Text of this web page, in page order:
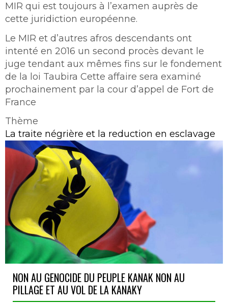
MIR qui est toujours à l’examen auprès de
cette juridiction européenne.
Le MIR et d’autres afros descendants ont
intenté en 2016 un second procès devant le
juge tendant aux mêmes fins sur le fondement
de la loi Taubira Cette affaire sera examiné
prochainement par la cour d’appel de Fort de
France
Thème
La traite négrière et la reduction en esclavage
NON AU GENOCIDE DU PEUPLE KANAK NON AU
PILLAGE ET AU VOL DE LA KANAKY